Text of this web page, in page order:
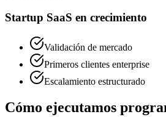
Startup SaaS en crecimiento
Validación de mercado
Primeros clientes enterprise
Escalamiento estructurado
Cómo ejecutamos